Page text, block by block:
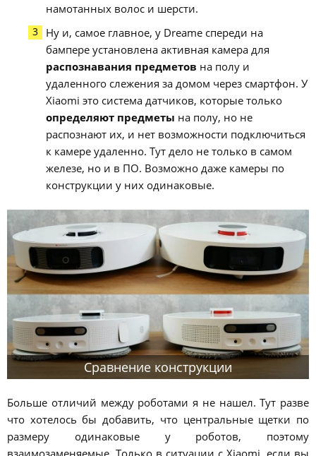
намотанных волос и шерсти.
Ну и, самое главное, у Dreame спереди на
бампере установлена активная камера для
распознавания предметов на полу и
удаленного слежения за домом через смартфон. У
Xiaomi это система датчиков, которые только
определяют предметы на полу, но не
распознают их, и нет возможности подключиться
к камере удаленно. Тут дело не только в самом
железе, но и в ПО. Возможно даже камеры по
конструкции у них одинаковые.
Сравнение конструкции
Больше отличий между роботами я не нашел. Тут разве
что хотелось бы добавить, что центральные щетки по
размеру одинаковые у роботов, поэтому